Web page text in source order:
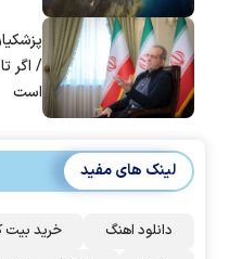
/ اگر
است
لینک های مفید
دانلود اهنگ خرید بیت